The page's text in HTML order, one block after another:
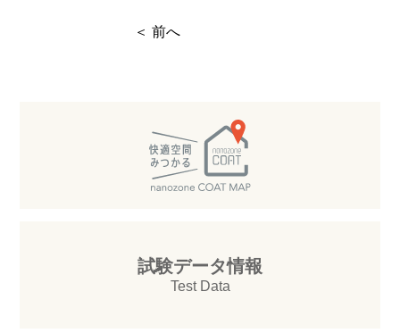
＜ 前へ
試験データ情報
Test Data